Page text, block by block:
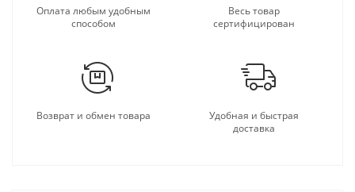
Оплата любым удобным
способом
Весь товар
сертифицирован
Возврат и обмен товара
Удобная и быстрая
доставка